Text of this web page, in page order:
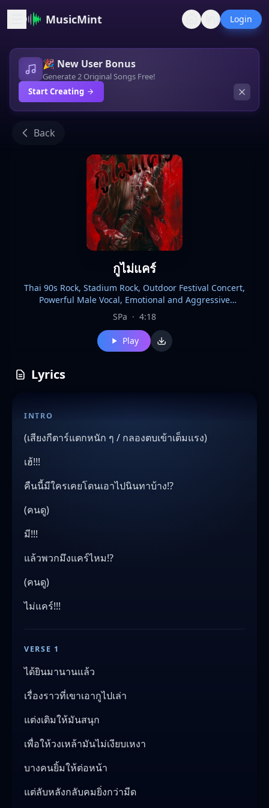
MusicMint Login
🎉 New User Bonus
Generate 2 Original Songs Free!
Start Creating
Back
กูไม่แคร์
Thai 90s Rock, Stadium Rock, Outdoor Festival Concert,
Powerful Male Vocal, Emotional and Aggressive
Performance, Raw Energy, Distorted Electric Guitars, Heavy
Bass, Punchy Acoustic Drums, Crowd Chant Response, Call
and Response Vocals, Anthemic Chorus, Heartfelt Anger,
Rebellious Spirit, Live Concert Atmosphere, Sing Along
Ballad Elements, Classic Thai Rock Sound, Emotional
Release, Powerful Stadium Ending, 95 B แนวทางการร้อง *
ท่อน Chorus : ปล่อยเต็มเสียง ตะโกนได้เลย ให้คนดูร้องตาม * ท่อน
Bridge : ลดดนตรีลง เหลือกีตาร์สะอาด ๆ ก่อนระเบิดอารมณ์อีกครั้ง
* ท่อนสุดท้าย : เพิ่มเสียงคนดูร้อง
SPa · 4:18
Play
Lyrics
INTRO
(เสียงกีตาร์แตกหนัก ๆ / กลองตบเข้าเต็มแรง)
เฮ้!!!
คืนนี้มีใครเคยโดนเอาไปนินทาบ้าง!?
(คนดู)
มี!!!
แล้วพวกมึงแคร์ไหม!?
(คนดู)
ไม่แคร์!!!
VERSE 1
ได้ยินมานานแล้ว
เรื่องราวที่เขาเอากูไปเล่า
แต่งเติมให้มันสนุก
เพื่อให้วงเหล้ามันไม่เงียบเหงา
บางคนยิ้มให้ต่อหน้า
แต่ลับหลังกลับคมยิ่งกว่ามีด